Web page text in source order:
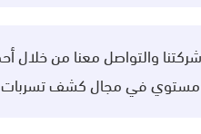
والتواصل معنا من خلال أحد
مستوي في مجال كشف